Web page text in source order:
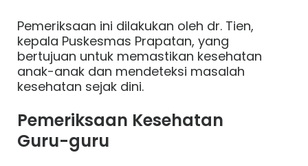
Pemeriksaan ini dilakukan oleh dr. Tien,
kepala Puskesmas Prapatan, yang
bertujuan untuk memastikan kesehatan
anak-anak dan mendeteksi masalah
kesehatan sejak dini.
Pemeriksaan Kesehatan
Guru-guru